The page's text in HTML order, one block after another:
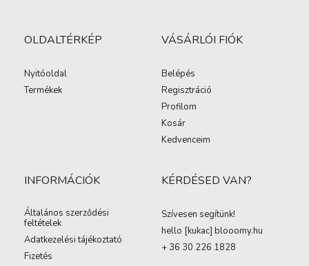
OLDALTÉRKÉP
Nyitóoldal
Termékek
VÁSÁRLÓI FIÓK
Belépés
Regisztráció
Profilom
Kosár
Kedvenceim
INFORMÁCIÓK
Általános szerződési
feltételek
Adatkezelési tájékoztató
Fizetés
KÉRDÉSED VAN?
Szívesen segítünk!
hello [kukac] blooomy.hu
+ 36 30 226 1828